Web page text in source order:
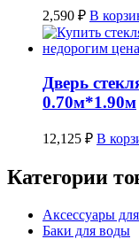
2,590 ₽ В
Дверь
0.70м*1.90м
12,125 ₽ В
Категории
Аксессуары
Баки для воды